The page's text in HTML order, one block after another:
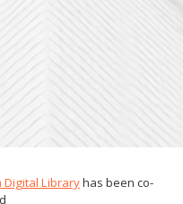
Digital Libraryhas been co-